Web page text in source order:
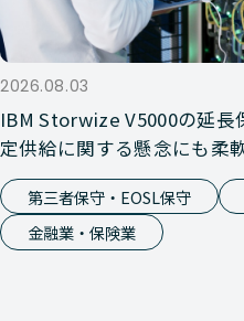
2026.08.03
IBM Storwize V5000の延長
定供給に関する懸念にも柔
第三者保守・EOSL保守
金融業・保険業